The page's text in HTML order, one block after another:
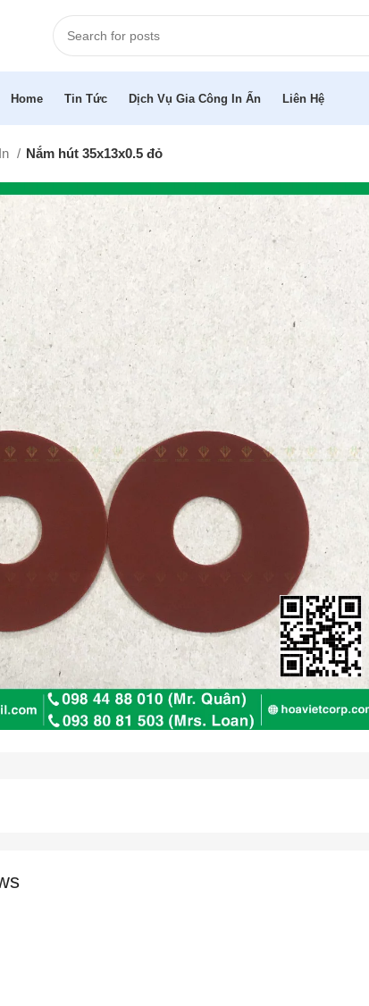
Home Tin Tức Dịch Vụ Gia Công In Ấn Liên Hệ
Nắm hút 35x13x0.5 đỏ